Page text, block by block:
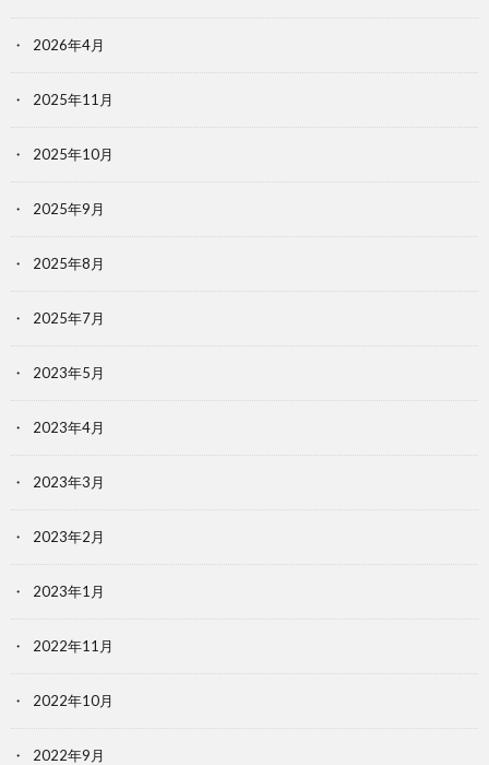
2026年4月
2025年11月
2025年10月
2025年9月
2025年8月
2025年7月
2023年5月
2023年4月
2023年3月
2023年2月
2023年1月
2022年11月
2022年10月
2022年9月